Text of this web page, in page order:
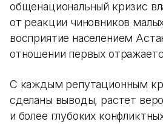
общенациональный кризис
от реакции чиновников
восприятие населением
отношении первых
С каждым репутационным
сделаны выводы, растет
и более глубоких